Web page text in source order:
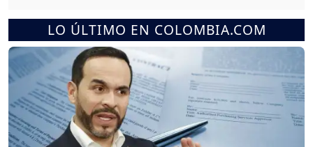
LO ÚLTIMO EN COLOMBIA.COM